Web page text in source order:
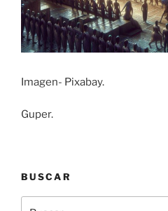
Imagen- Pixabay.
Guper.
BUSCAR